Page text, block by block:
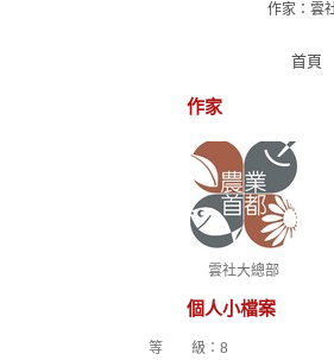
首頁
作家：雲
作家
雲社大總部
個人小檔案
等 級：8